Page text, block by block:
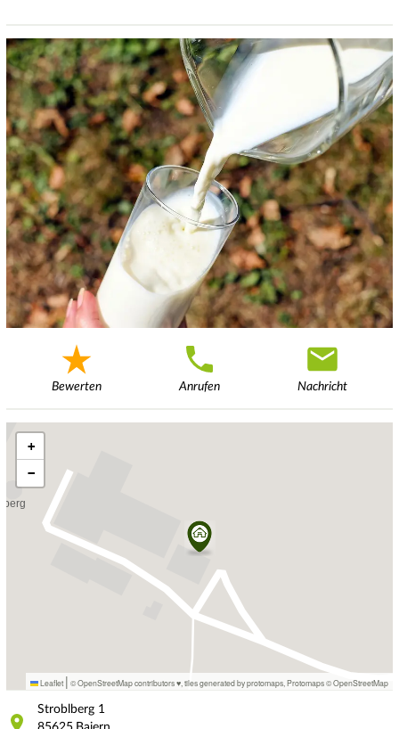
Bewerten Anrufen Nachricht
+
−
Leaflet | © OpenStreetMap contributors ♥, tiles generated by protomaps Protomaps©OpenStreetMap
Stroblberg 1